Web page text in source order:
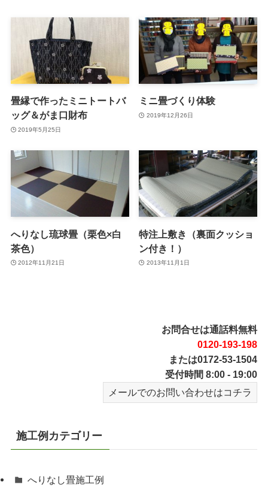
畳縁で作ったミニトートバ
ッグ＆がま口財布
2019年5月25日
ミニ畳づくり体験
2019年12月26日
へりなし琉球畳（栗色×白
茶色）
2012年11月21日
特注上敷き（裏面クッショ
ン付き！）
2013年11月1日
お問合せは通話料無料
0120-193-198
または0172-53-1504
受付時間 8:00 - 19:00
メールでのお問い合わせはコチラ
施工例カテゴリー
へりなし畳施工例